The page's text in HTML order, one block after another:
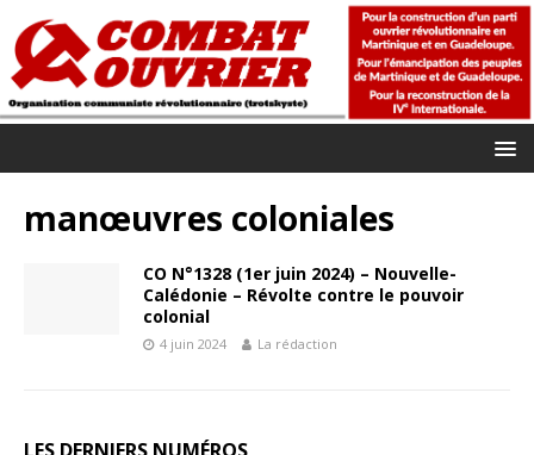
manœuvres coloniales
CO N°1328 (1er juin 2024) – Nouvelle-
Calédonie – Révolte contre le pouvoir
colonial
4 juin 2024 La rédaction